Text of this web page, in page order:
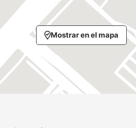
Mostrar en el mapa